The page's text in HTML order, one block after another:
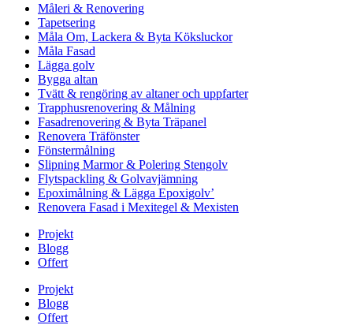
Måleri & Renovering
Tapetsering
Måla Om, Lackera & Byta Köksluckor
Måla Fasad
Lägga golv
Bygga altan
Tvätt & rengöring av altaner och uppfarter
Trapphusrenovering & Målning
Fasadrenovering & Byta Träpanel
Renovera Träfönster
Fönstermålning
Slipning Marmor & Polering Stengolv
Flytspackling & Golvavjämning
Epoximålning & Lägga Epoxigolv’
Renovera Fasad i Mexitegel & Mexisten
Projekt
Blogg
Offert
Projekt
Blogg
Offert